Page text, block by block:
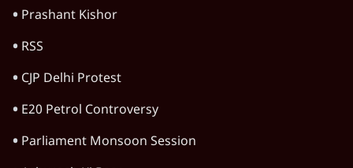
Mohan Bhagwat
Prashant Kishor
RSS
CJP Delhi Protest
E20 Petrol Controversy